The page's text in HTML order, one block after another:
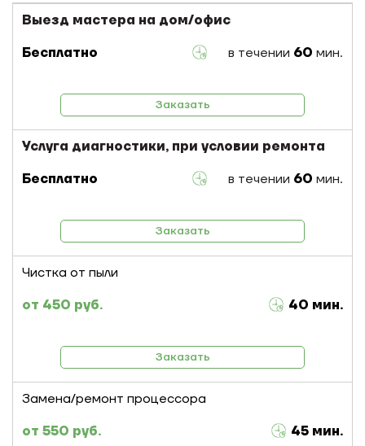
Выезд мастера на дом/офис
Бесплатно
в течении 60 мин.
Заказать
Услуга диагностики, при условии ремонта
Бесплатно
в течении 60 мин.
Заказать
Чистка от пыли
450 руб.
40 мин.
Заказать
Замена/ремонт процессора
550 руб.
45 мин.